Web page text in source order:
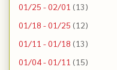
01/25 - 02/01 (13)
01/18 - 01/25 (12)
01/11 - 01/18 (13)
01/04 - 01/11 (15)